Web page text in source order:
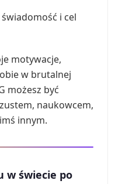
i cel
motywacje,
w brutalnej
możesz być
naukowcem,
innym.
w świecie po